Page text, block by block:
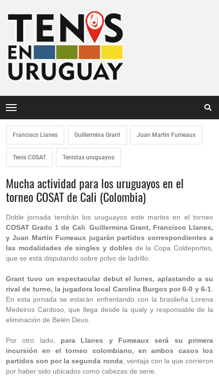
Francisco Llanes Guillermina Grant Juan Martin Fumeaux
Tenis COSAT Tenistas uruguayos
Mucha actividad para los uruguayos en el
torneo COSAT de Cali (Colombia)
Doble jornada tendrán los uruguayos este martes en el torneo
COSAT Grado 1 de Cali
Guillermina Grant, Francisco Llanes,
y Juan Martín Fumeaux jugarán partidos correspondientes a
las modalidades de singles y dobles de la Copa Coldeportes,
que se está disputando sobre polvo de ladrillo.
Grant tuvo un espectacular debut el lunes, aplastando a su
rival de turno, la jugadora local Carolina Burgos por 6-0 y 6-1
En esta jornada se estarán enfrentando con la brasileña Lorena
Medeiros Cardoso, que llega desde la qualy y responsable de la
eliminación de Belén Deus.
Por otro lado, para Llanes y Fumeaux será su primera
incursión en el torneo colombiano, en ambos casos los
partidos son por la segunda ronda, ventaja con la que corrieron
por haber sido ubicados como cabezas de serie.